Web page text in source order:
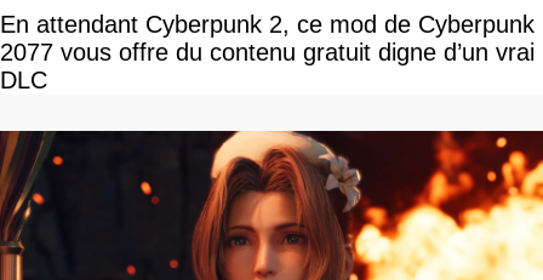
En attendant Cyberpunk 2, ce mod de Cyberpunk
2077 vous offre du contenu gratuit digne d’un vrai
DLC